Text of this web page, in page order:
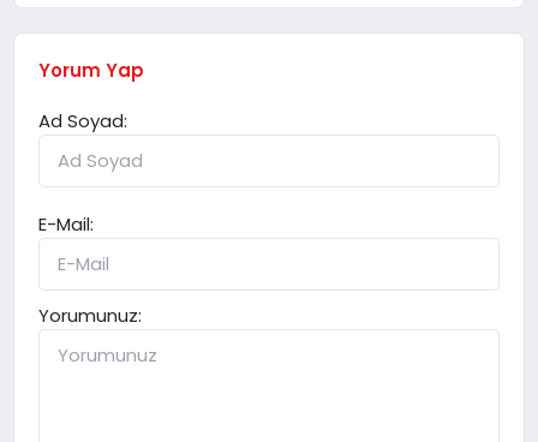
Yorum Yap
Ad Soyad:
E-Mail:
Yorumunuz: